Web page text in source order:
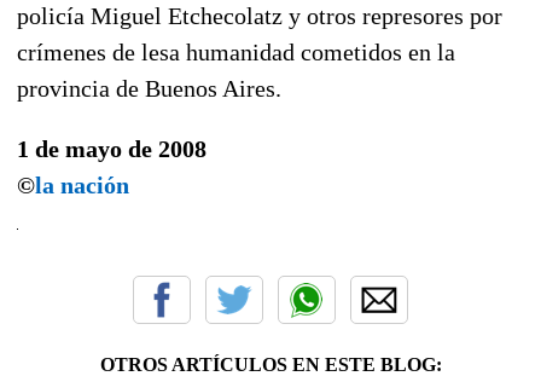
policía Miguel Etchecolatz y otros represores por
crímenes de lesa humanidad cometidos en la
provincia de Buenos Aires.
1 de mayo de 2008
©la nación
OTROS ARTÍCULOS EN ESTE BLOG: